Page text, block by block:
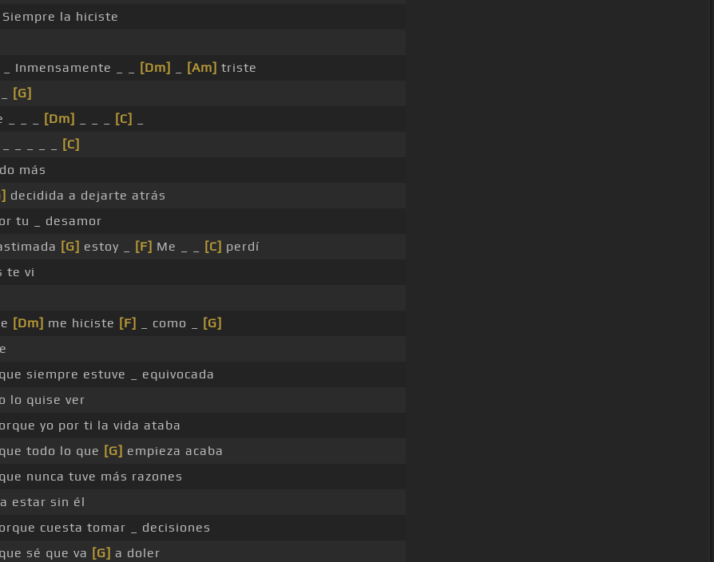
Siempre la hiciste
_ Inmensamente _ _
[Dm] [Am] triste
[G]
_ _ _
[Dm] [C]
[C]
más
decidida a dejarte atrás
tu _ desamor
[G] estoy _ [F] Me _ _ [C] perdí
te vi
[Dm] me hiciste [F] _ como _
[G]
siempre estuve _ equivocada
lo quise ver
yo por ti la vida ataba
todo lo que [G] empieza acaba
nunca tuve más razones
estar sin él
cuesta tomar _ decisiones
sé que va [G] a doler